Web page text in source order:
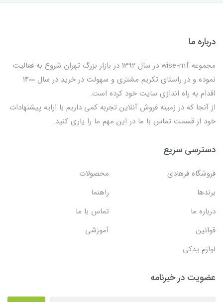
درباره ما
مجموعه wise-mf در سال 1392 در بازار بزرگ تهران شروع به فعالیت
نموده و در راستای تکریم مشتری و سهولت در خرید در سال 1400
اقدام به راه اندازی سایت خود کرده است.
از آنجا که در زمینه فروش آنلاین تجربه کمی داریم با ارایه پیشنهادات
خود از قسمت تماس با ما در این مهم ما را یاری کنید.
دسترسی سریع
فروشگاه فرهادی
محصولات
برندها
راهنما
درباره ما
تماس با ما
قوانین
آموزشی
لوازم یدکی
عضویت در خبرنامه